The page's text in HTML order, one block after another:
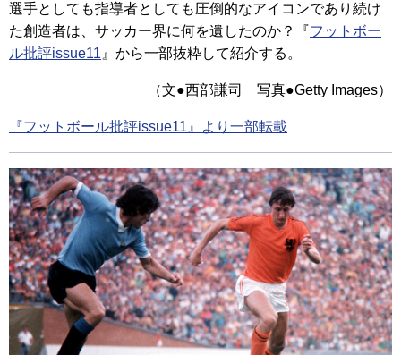
選手としても指導者としても圧倒的なアイコンであり続け
た創造者は、サッカー界に何を遺したのか？『フットボー
ル批評issue11』から一部抜粋して紹介する。
（文●西部謙司 写真●Getty Images）
『フットボール批評issue11』より一部転載